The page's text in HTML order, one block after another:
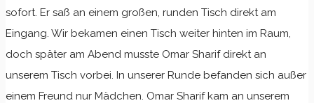
sofort. Er saß an einem großen, runden Tisch direkt am
Eingang. Wir bekamen einen Tisch weiter hinten im Raum,
doch später am Abend musste Omar Sharif direkt an
unserem Tisch vorbei. In unserer Runde befanden sich außer
einem Freund nur Mädchen. Omar Sharif kam an unserem